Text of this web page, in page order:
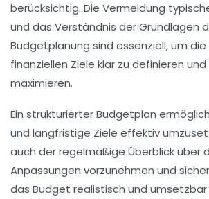
berücksichtig. Die Vermeidung
und das Verständnis der Grundlagen
Budgetplanung sind essenziell, um
finanziellen Ziele klar zu definieren und
maximieren.
Ein strukturierterBudgetplan
und langfristige Ziele effektiv
auch der regelmäßige Überblick über
Anpassungen vorzunehmen und
das Budget realistisch und umsetzbar